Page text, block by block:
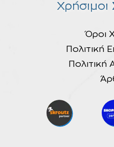
Χρήσιμοι
Όροι
Πολιτική
Πολιτική